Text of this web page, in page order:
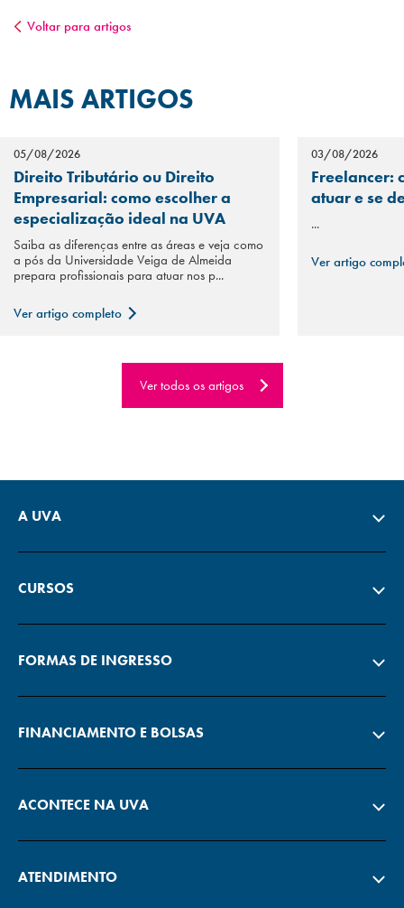
Voltar para artigos
MAIS ARTIGOS
05/08/2026
Direito Tributário ou Direito
Empresarial: como escolher a
especialização ideal na UVA
Saiba as diferenças entre as áreas e veja como
a pós da Universidade Veiga de Almeida
prepara profissionais para atuar nos p...
Ver artigo completo
03/08/2026
Freelancer:
atuar e se
...
Ver artigo
Ver todos os artigos
A UVA
CURSOS
FORMAS DE INGRESSO
FINANCIAMENTO E BOLSAS
ACONTECE NA UVA
ATENDIMENTO